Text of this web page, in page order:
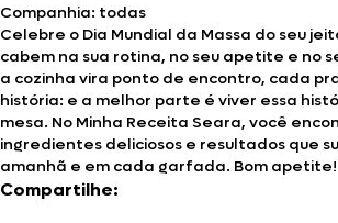
Companhia: todas
Celebre o Dia Mundial da Massa do seu
cabem na sua rotina, no seu apetite e no
a cozinha vira ponto de encontro, cada
história: e a melhor parte é viver essa
mesa. No Minha Receita Seara, você
ingredientes deliciosos e resultados que
amanhã e em cada garfada. Bom apetite!
Compartilhe: